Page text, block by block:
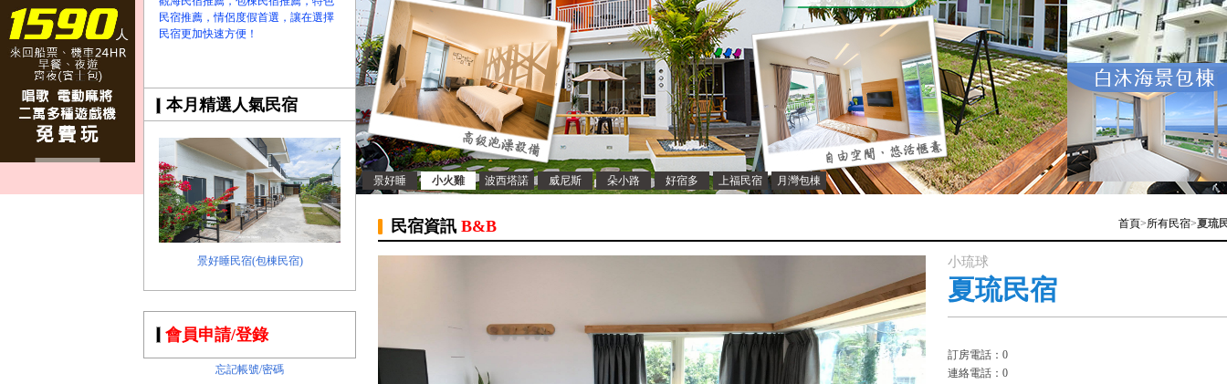
民宿推薦，情侶度假首選，讓在選擇
民宿更加快速方便！
本月精選人氣民宿
景好睡民宿(包棟民宿)
景好睡 小火雞 波西塔諾 威尼斯 朵小路 好宿多 上福民宿 月灣包棟
會員申請/登錄
忘記帳號/密碼
民宿資訊 B&B 首頁>所有民宿>夏琉
小琉球
夏琉民宿
訂房電話：0
連絡電話：0